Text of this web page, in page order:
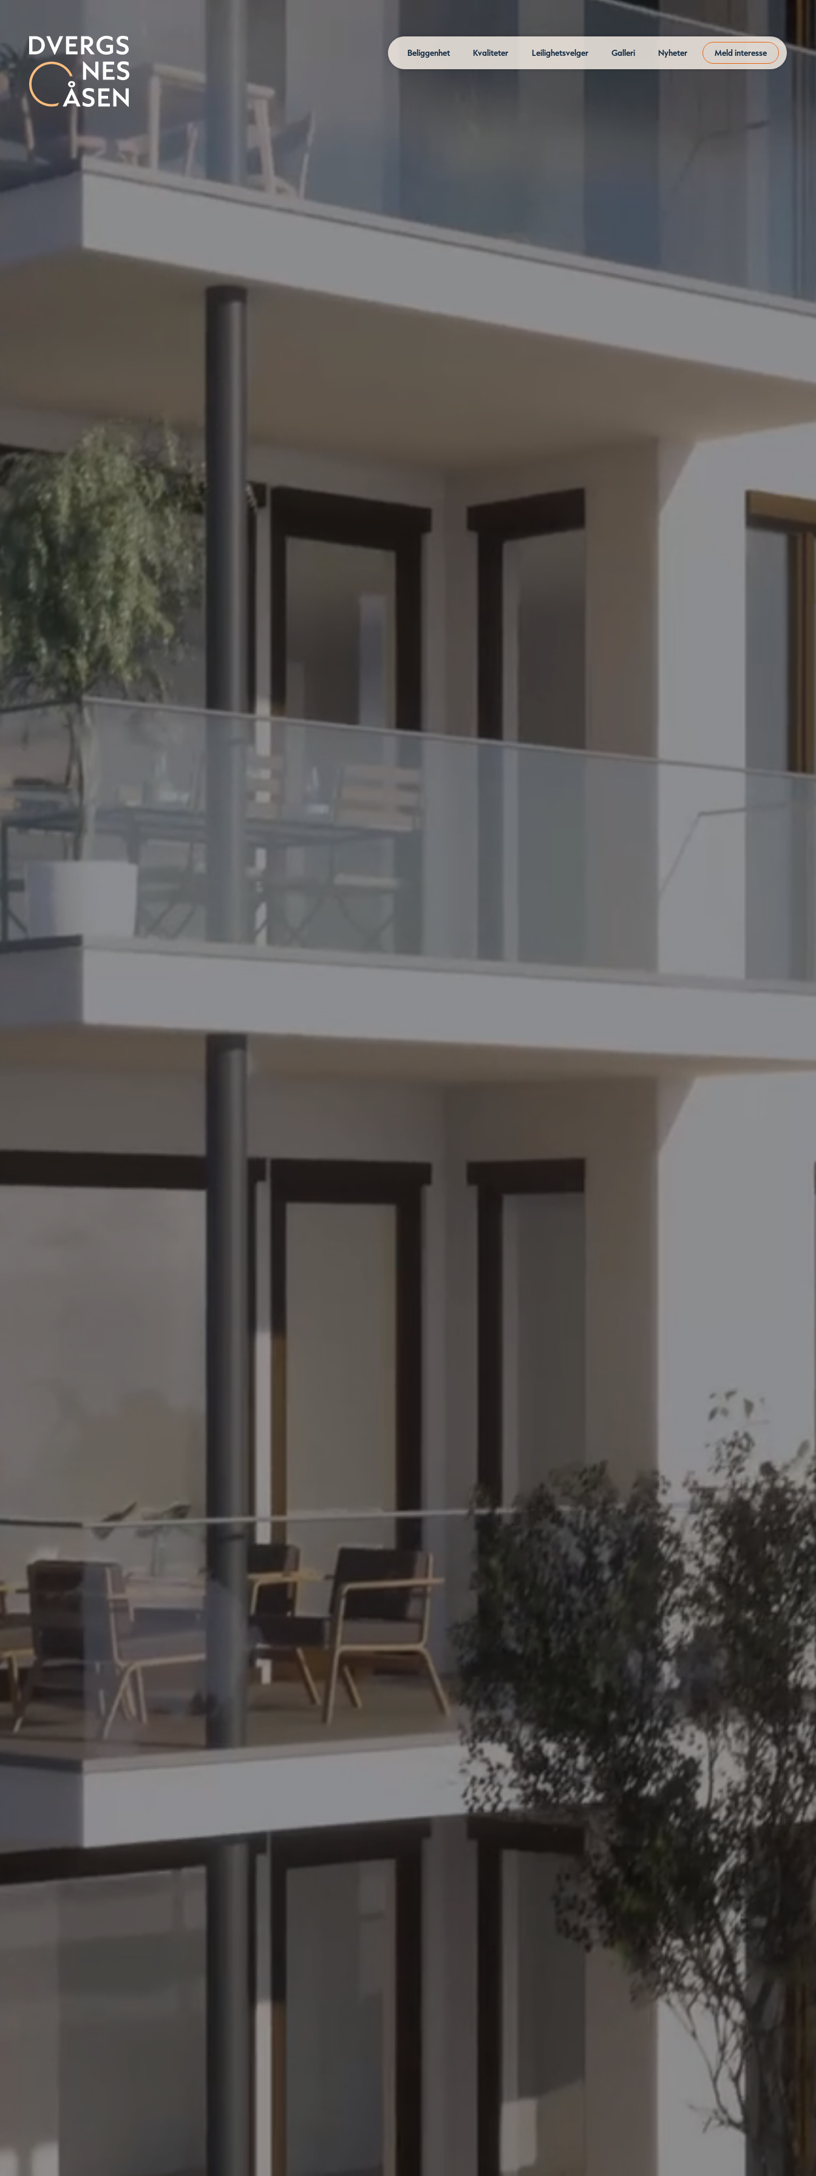
Beliggenhet Kvaliteter Leilighetsvelger Galleri Nyheter Meld interesse